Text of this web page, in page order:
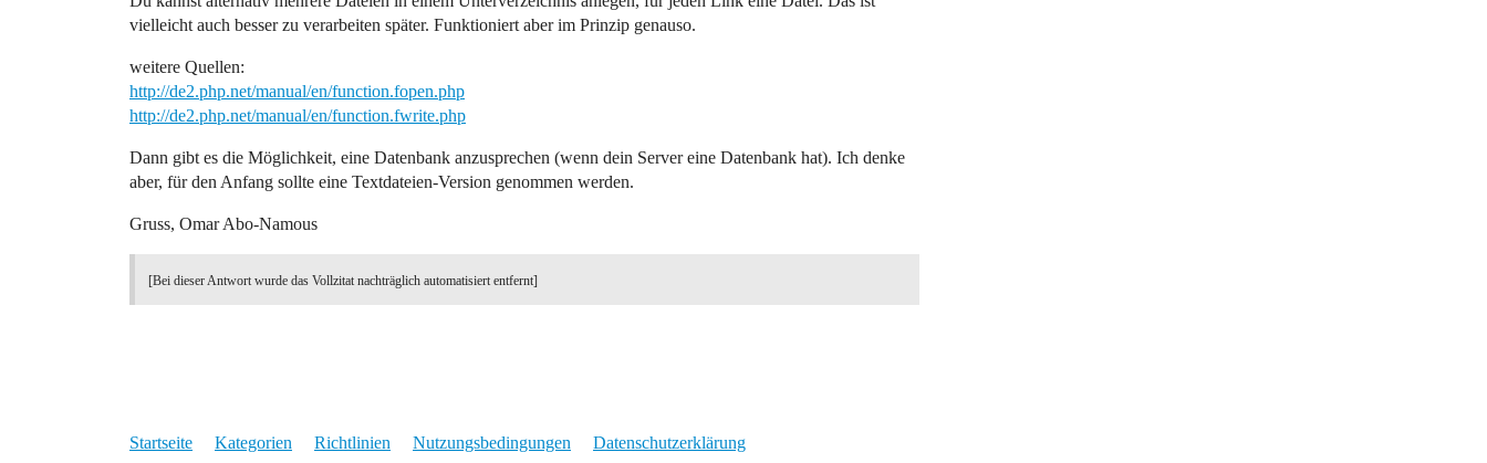
vielleicht auch besser zu verarbeiten später. Funktioniert aber im Prinzip genauso.
weitere Quellen:
http://de2.php.net/manual/en/function.fopen.php
http://de2.php.net/manual/en/function.fwrite.php
Dann gibt es die Möglichkeit, eine Datenbank anzusprechen (wenn dein Server eine Datenbank hat). Ich denke
aber, für den Anfang sollte eine Textdateien-Version genommen werden.
Gruss, Omar Abo-Namous
[Bei dieser Antwort wurde das Vollzitat nachträglich automatisiert entfernt]
Startseite Kategorien Richtlinien Nutzungsbedingungen Datenschutzerklärung